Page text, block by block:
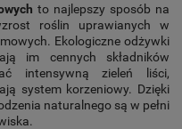
to najlepszy sposób na
roślin uprawianych w
Ekologiczne odżywki
im cennych składników
intensywną zieleń liści,
system korzeniowy. Dzięki
naturalnego są w pełni